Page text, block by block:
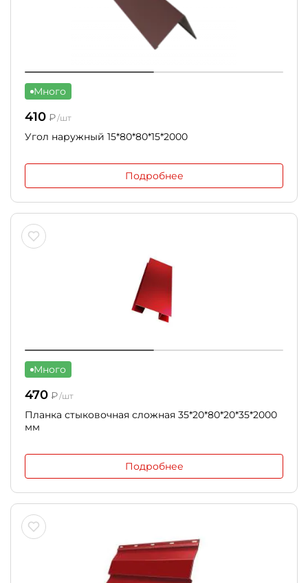
Много
410 ₽/шт
Угол наружный 15*80*80*15*2000
Подробнее
Много
470 ₽/шт
Планка стыковочная сложная 35*20*80*20*35*2000
мм
Подробнее